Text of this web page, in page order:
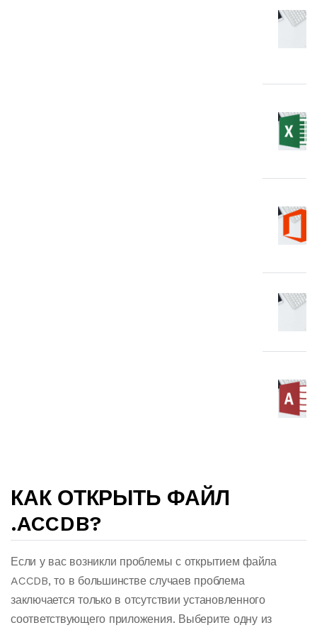
КАК ОТКРЫТЬ ФАЙЛ
.ACCDB?
Если у вас возникли проблемы с открытием файла
ACCDB, то в большинстве случаев проблема
заключается только в отсутствии установленного
соответствующего приложения. Выберите одну из